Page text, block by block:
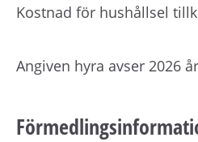
Kostnad för hushållsel
Angiven hyra avser 2026